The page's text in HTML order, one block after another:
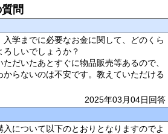
問
学までに必要なお金に関して、どのくら
しいでしょうか？
だいたあとすぐに物品販売等あるので、
からないのは不安です。教えていただける
2025年03月04日回答
入について以下のとおりとなりますのでよ